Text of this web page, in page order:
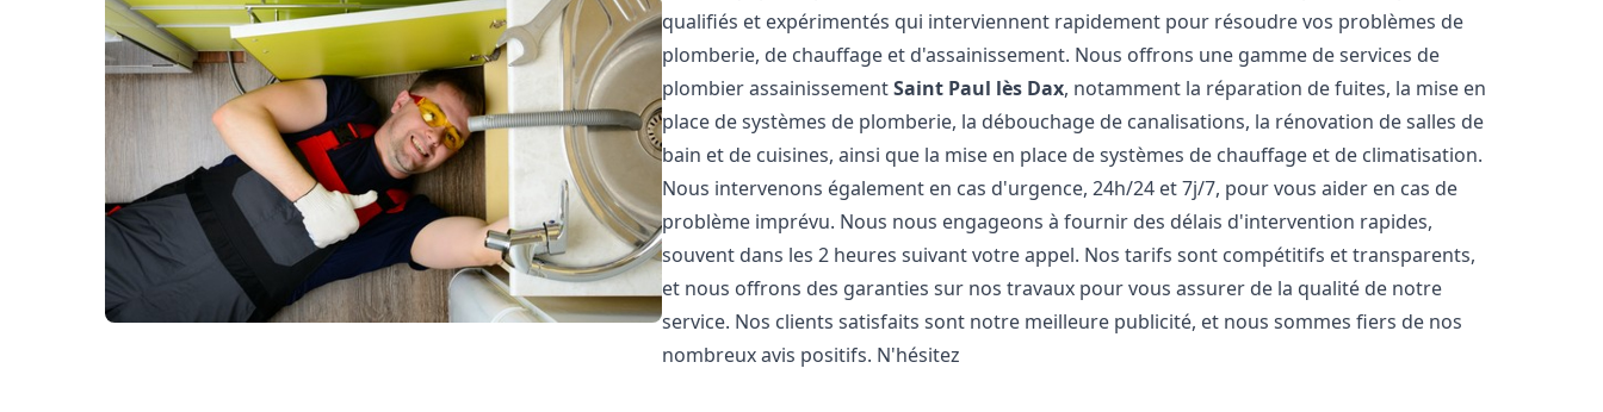
qualifiés et expérimentés qui interviennent rapidement pour résoudre vos problèmes de
plomberie, de chauffage et d'assainissement. Nous offrons une gamme de services de
plombier assainissementSaint Paul lès Dax, notamment la réparation de fuites, la mise en
place de systèmes de plomberie, la débouchage de canalisations, la rénovation de salles de
bain et de cuisines, ainsi que la mise en place de systèmes de chauffage et de climatisation.
Nous intervenons également en cas d'urgence, 24h/24 et 7j/7, pour vous aider en cas de
problème imprévu. Nous nous engageons à fournir des délais d'intervention rapides,
souvent dans les 2 heures suivant votre appel. Nos tarifs sont compétitifs et transparents,
et nous offrons des garanties sur nos travaux pour vous assurer de la qualité de notre
service. Nos clients satisfaits sont notre meilleure publicité, et nous sommes fiers de nos
nombreux avis positifs. N'hésitez